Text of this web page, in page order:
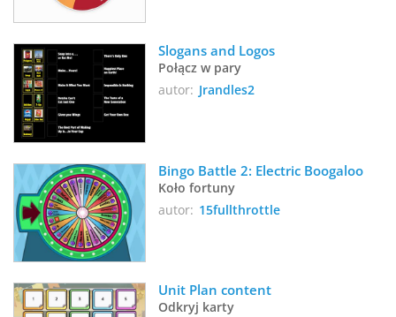
Slogans and Logos
Połącz w pary
autor: Jrandles2
Bingo Battle 2: Electric Boogaloo
Koło fortuny
autor: 15fullthrottle
Unit Plan content
Odkryj karty